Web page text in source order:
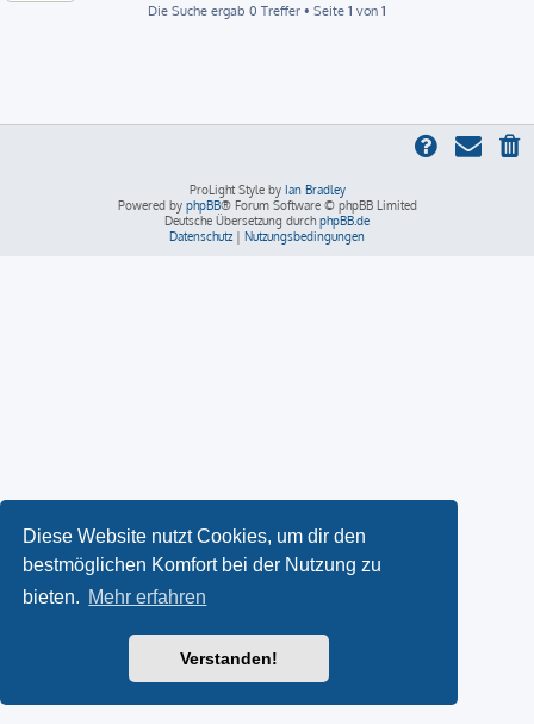
Diese Website nutzt Cookies, um dir den
bestmöglichen Komfort bei der Nutzung zu
bieten. Mehr erfahren
Verstanden!
Die Suche ergab 0 Treffer • Seite 1 von 1
ProLight Style by Ian Bradley
Powered by phpBB® Forum Software © phpBB Limited
Deutsche Übersetzung durch phpBB.de
Datenschutz
Nutzungsbedingungen